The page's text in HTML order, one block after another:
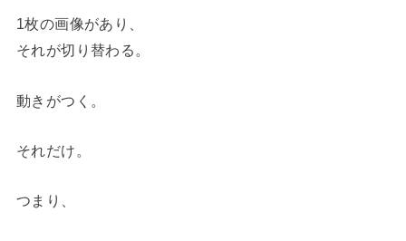
1枚の画像があり、
それが切り替わる。
動きがつく。
それだけ。
つまり、